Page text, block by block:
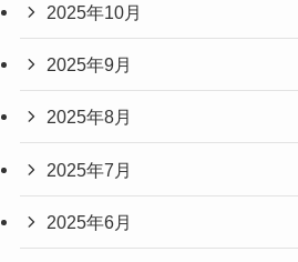
2025年10月
2025年9月
2025年8月
2025年7月
2025年6月